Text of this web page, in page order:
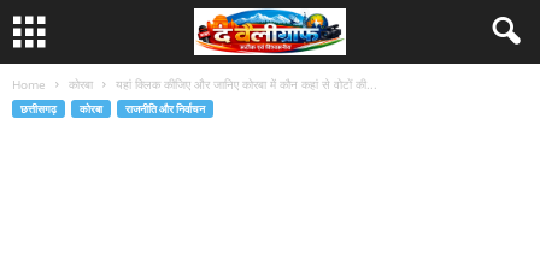
Home कोरबा यहां क्लिक कीजिए और जानिए कोरबा में कौन कहां से वोटों की...
छत्तीसगढ़ कोरबा राजनीति और निर्वाचन